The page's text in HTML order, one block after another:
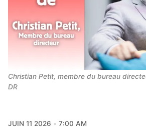
Christian Petit, membre du bureau
DR
JUIN 11 2026
7:00 AM